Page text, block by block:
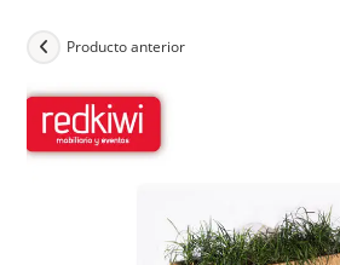
Producto anterior